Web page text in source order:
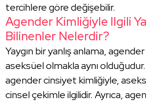
tercihlere göre değişebilir.
Agender Kimliğiyle Ilgili
Bilinenler Nelerdir?
Yaygın bir yanlış anlama,
aseksüel olmakla aynı
agender cinsiyet kimliğiyle,
cinsel çekimle ilgilidir. Ayrıca,